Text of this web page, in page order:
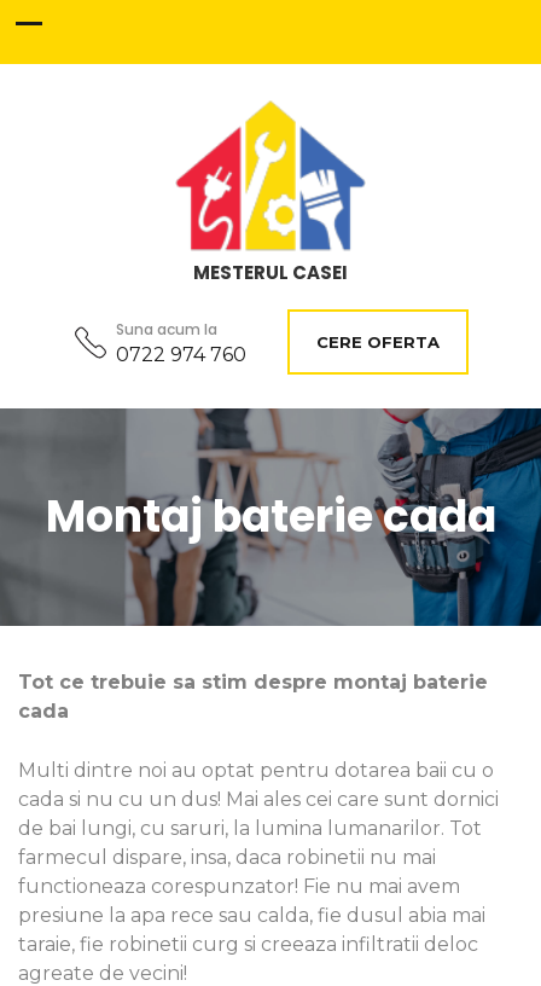
MESTERUL CASEI
Suna acum la
0722 974 760
CERE OFERTA
Montaj baterie cada
Tot ce trebuie sa stim despre montaj baterie
cada
Multi dintre noi au optat pentru dotarea baii cu o
cada si nu cu un dus! Mai ales cei care sunt dornici
de bai lungi, cu saruri, la lumina lumanarilor. Tot
farmecul dispare, insa, daca robinetii nu mai
functioneaza corespunzator! Fie nu mai avem
presiune la apa rece sau calda, fie dusul abia mai
taraie, fie robinetii curg si creeaza infiltratii deloc
agreate de vecini!